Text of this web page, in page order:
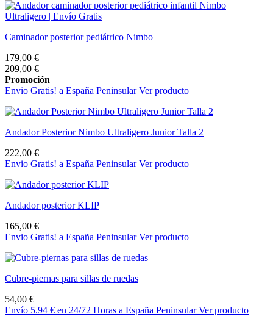
Caminador posterior pediátrico Nimbo
179,00 €
209,00 €
Promoción
Envio Gratis! a España PeninsularVer producto
Andador Posterior Nimbo Ultraligero Junior Talla 2
222,00 €
Envio Gratis! a España PeninsularVer producto
Andador posterior KLIP
165,00 €
Envio Gratis! a España PeninsularVer producto
Cubre-piernas para sillas de ruedas
54,00 €
Envío 5.94 € en 24/72 Horas a España PeninsularVer producto